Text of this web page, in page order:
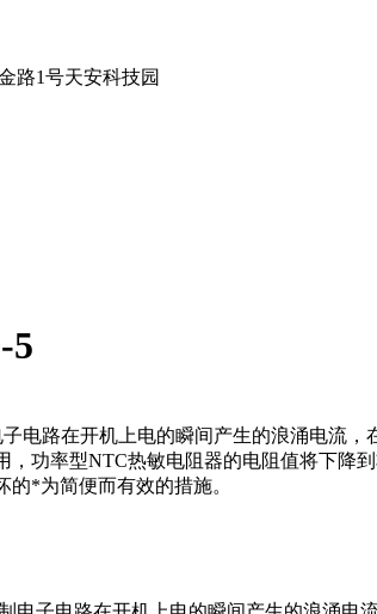
路1号天安科技园
5
电路在开机上电的瞬间产生的浪涌电流
，功率型NTC热敏电阻器的电阻值将下降
*为简便而有效的措施。